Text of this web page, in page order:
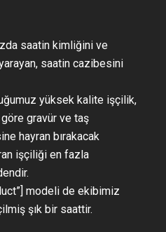
saatin kimliğini ve
saatin cazibesini
yüksek kalite işçilik,
gravür ve taş
hayran bırakacak
işçiliği en fazla
modeli de ekibimiz
şık bir saattir.